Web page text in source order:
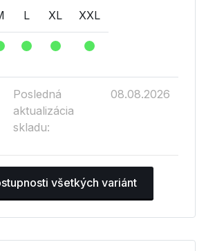
L XL XXL
Posledná
aktualizácia
skladu:
08.08.2026
všetkých variánt